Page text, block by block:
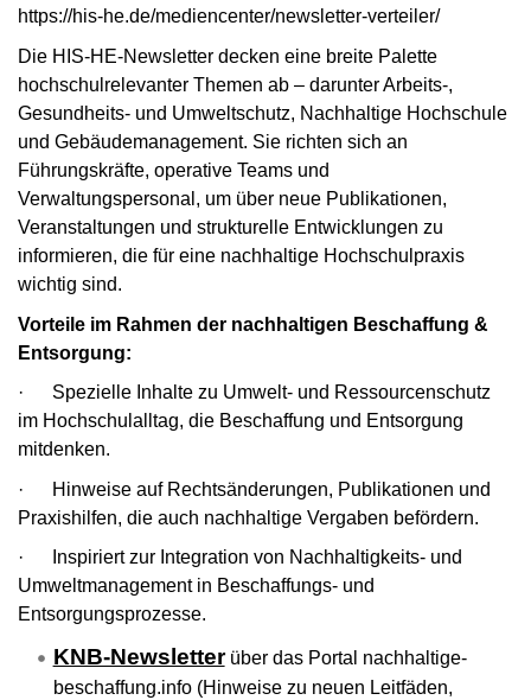
https://his-he.de/mediencenter/newsletter-verteiler/
Die HIS-HE-Newsletter decken eine breite Palette
hochschulrelevanter Themen ab – darunter Arbeits-,
Gesundheits- und Umweltschutz, Nachhaltige Hochschule
und Gebäudemanagement. Sie richten sich an
Führungskräfte, operative Teams und
Verwaltungspersonal, um über neue Publikationen,
Veranstaltungen und strukturelle Entwicklungen zu
informieren, die für eine nachhaltige Hochschulpraxis
wichtig sind.
Vorteile im Rahmen der nachhaltigen Beschaffung &
Entsorgung:
· Spezielle Inhalte zu Umwelt- und Ressourcenschutz
im Hochschulalltag, die Beschaffung und Entsorgung
mitdenken.
· Hinweise auf Rechtsänderungen, Publikationen und
Praxishilfen, die auch nachhaltige Vergaben befördern.
· Inspiriert zur Integration von Nachhaltigkeits- und
Umweltmanagement in Beschaffungs- und
Entsorgungsprozesse.
KNB-Newsletterüber das Portal nachhaltige-
beschaffung.info (Hinweise zu neuen Leitfäden,